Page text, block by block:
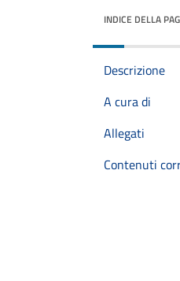
INDICE DELLA
Descrizione
A cura di
Allegati
Contenuti